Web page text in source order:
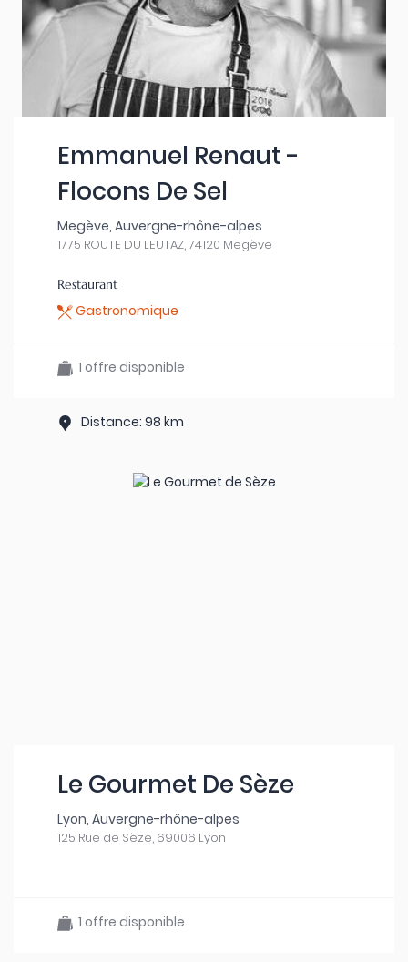
Emmanuel Renaut -
Flocons De Sel
Megève, Auvergne-rhône-alpes
1775 ROUTE DU LEUTAZ, 74120 Megève
Restaurant
Gastronomique
1 offre disponible
Distance: 98 km
Le Gourmet De Sèze
Lyon, Auvergne-rhône-alpes
125 Rue de Sèze, 69006 Lyon
1 offre disponible